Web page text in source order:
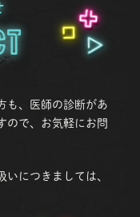
も、医師の診断があ
ので、お気軽にお問
につきましては、